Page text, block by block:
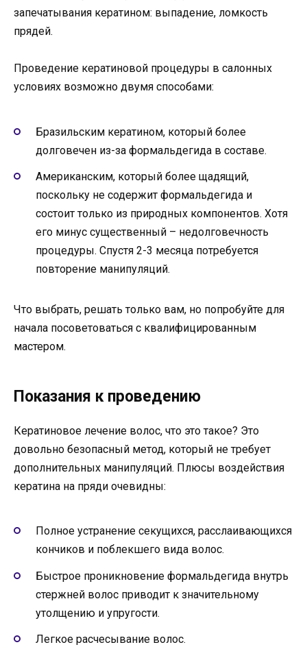
запечатывания кератином: выпадение, ломкость
прядей.
Проведение кератиновой процедуры в салонных
условиях возможно двумя способами:
Бразильским кератином, который более
долговечен из-за формальдегида в составе.
Американским, который более щадящий,
поскольку не содержит формальдегида и
состоит только из природных компонентов. Хотя
его минус существенный – недолговечность
процедуры. Спустя 2-3 месяца потребуется
повторение манипуляций.
Что выбрать, решать только вам, но попробуйте для
начала посоветоваться с квалифицированным
мастером.
Показания к проведению
Кератиновое лечение волос, что это такое? Это
довольно безопасный метод, который не требует
дополнительных манипуляций. Плюсы воздействия
кератина на пряди очевидны:
Полное устранение секущихся, расслаивающихся
кончиков и поблекшего вида волос.
Быстрое проникновение формальдегида внутрь
стержней волос приводит к значительному
утолщению и упругости.
Легкое расчесывание волос.